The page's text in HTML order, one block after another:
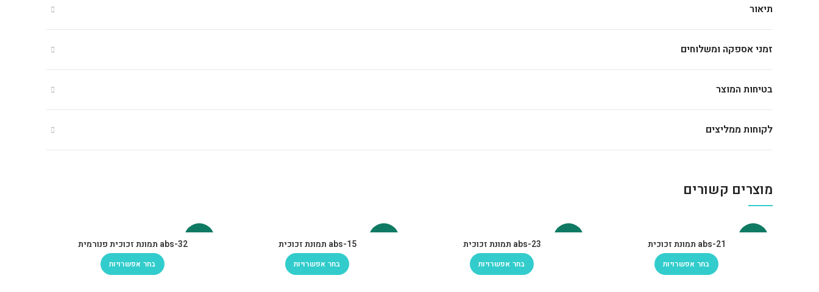
תיאור
זמני אספקה ומשלוחים
בטיחות המוצר
לקוחות ממליצים
מוצרים קשורים
abs-21 תמונת זכוכית
בחר אפשרויות
abs-23 תמונת זכוכית
בחר אפשרויות
abs-15 תמונת זכוכית
בחר אפשרויות
abs-32 תמונת זכוכית פנורמית
בחר אפשרויות